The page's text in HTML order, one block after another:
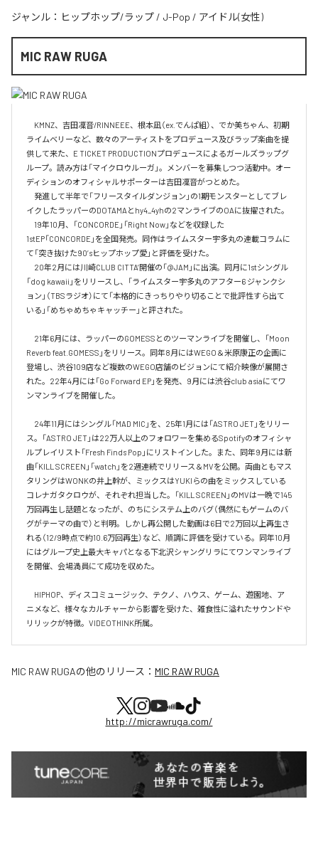
ジャンル： ヒップホップ/ラップ / J-Pop / アイドル(女性)
MIC RAW RUGA
KMNZ、吉田凜音/RINNEEE、根本凪（ex.でんぱ組）、でか美ちゃん、初期
ライムベリーなど、数々のアーティストをプロデュース及びラップ楽曲を提
供して来た、E TICKET PRODUCTIONプロデュースによるガールズラップグ
ループ。読み方は「マイクロウルーガ」。メンバーを募集しつつ活動中。オー
ディションのオフィシャルサポーターは吉田凜音がつとめた。
発進して半年で「フリースタイルダンジョン」の1期モンスターとしてブレ
イクしたラッパーのDOTAMAとhy4_4yhの2マンライブのOAに抜擢された。
19年10月、「CONCORDE」「Right Now」などを収録した
1stEP「CONCORDE」を全国発売。同作はライムスター宇多丸の連載コラムに
て「突き抜けた90’sヒップホップ愛」と評価を受けた。
20年2月には川崎CLUB CITTA’開催の「@JAM」に出演。同月に1stシングル
「dog kawaii」をリリースし、「ライムスター宇多丸のアフター6 ジャンクシ
ョン」（TBSラジオ）にて「本格的にきっちりやり切ることで批評性すら出て
いる」「めちゃめちゃキャッチー」と評された。
21年6月には、ラッパーのGOMESSとのツーマンライブを開催し、「Moon
Reverb feat.GOMESS」をリリース。同年8月にはWEGO＆米原康正の企画に
登場し、渋谷109店など複数のWEGO店舗のビジョンにて紹介映像が展開さ
れた。22年4月には「Go Forward EP」を発売、9月には渋谷club asiaにてワ
ンマンライブを開催した。
24年11月にはシングル「MAD MIC」を、25年1月には「ASTRO JET」をリリー
ス。「ASTRO JET」は22万人以上のフォロワーを集めるSpotifyのオフィシャ
ルプレイリスト「Fresh Finds Pop」にリストインした。また、同年9月には新
曲「KILL SCREEN」「watch」を2週連続でリリース＆MVを公開。両曲ともマス
タリングはWONKの井上幹が、ミックスはYUKIらの曲をミックスしている
コレナガタクロウが、それぞれ担当した。「KILL SCREEN」のMVは一晩で145
万回再生し話題となったが、のちにシステム上のバグ（偶然にもゲームのバ
グがテーマの曲で）と判明。しかし再公開した動画は6日で2万回以上再生さ
れる（12/9時点で約10.6万回再生）など、順調に評価を受けている。同年10月
にはグループ史上最大キャパとなる下北沢シャングリラにてワンマンライブ
を開催、会場満員にて成功を収めた。
HIPHOP、ディスコミュージック、テクノ、ハウス、ゲーム、遊園地、ア
ニメなど、様々なカルチャーから影響を受けた、雑食性に溢れたサウンドや
リリックが特徴。VIDEOTHINK所属。
MIC RAW RUGAの他のリリース： MIC RAW RUGA
http://micrawruga.com/